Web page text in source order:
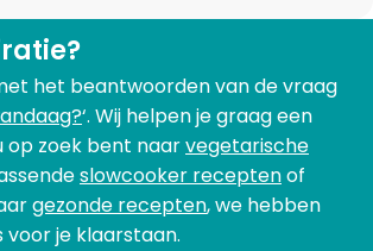
het beantwoorden van de vraag
‘. Wij helpen je graag een
op zoek bent naarvegetarische
slowcooker receptenof
gezonde recepten, we hebben
je klaarstaan.